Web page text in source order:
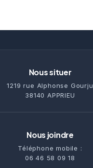
Nous situer
1219 rue Alphonse Gourju
38140 APPRIEU
Nous joindre
Téléphone mobile :
06 46 58 09 18